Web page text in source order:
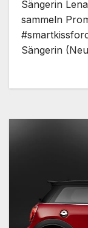
Sängerin
sammeln
Sängerin